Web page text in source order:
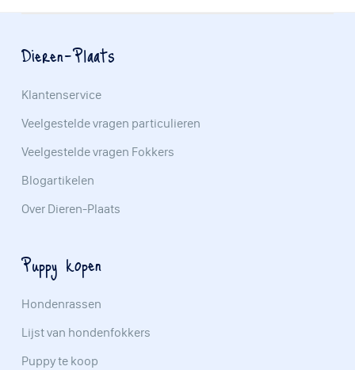
Dieren-Plaats
Klantenservice
Veelgestelde vragen particulieren
Veelgestelde vragen Fokkers
Blogartikelen
Over Dieren-Plaats
Puppy kopen
Hondenrassen
Lijst van hondenfokkers
Puppy te koop